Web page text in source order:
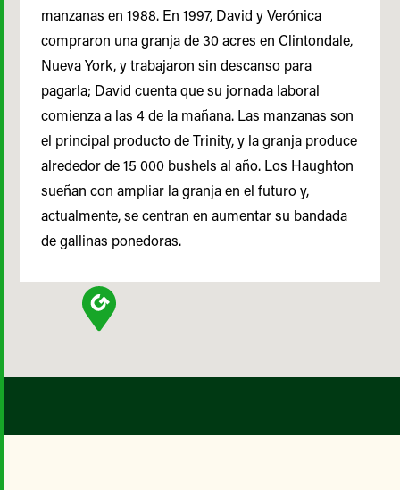
manzanas en 1988. En 1997, David y Verónica
compraron una granja de 30 acres en Clintondale,
Nueva York, y trabajaron sin descanso para
pagarla; David cuenta que su jornada laboral
comienza a las 4 de la mañana. Las manzanas son
el principal producto de Trinity, y la granja produce
alrededor de 15 000 bushels al año. Los Haughton
sueñan con ampliar la granja en el futuro y,
actualmente, se centran en aumentar su bandada
de gallinas ponedoras.